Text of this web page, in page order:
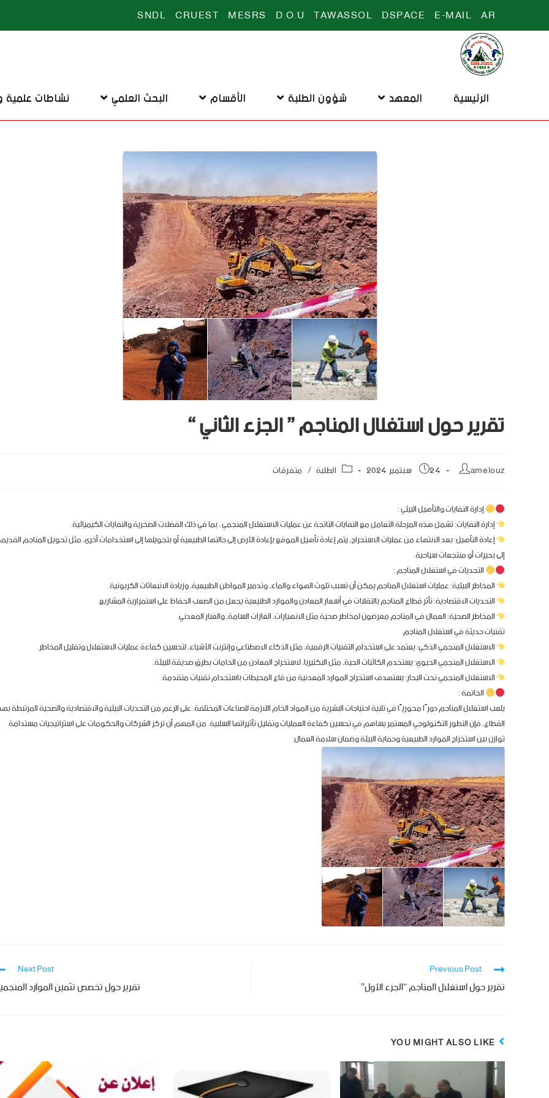
AR
E-MAIL
DSPACE
TAWASSOL
D.O.U
MESRS
CRUEST
SNDL
.
الرئيسية المعهد شؤون الطلبة الأقسام البحث العلمي نشاطات
تقرير حول استغلال المناجم ” الجزء الثاني “
amelouz 24 سبتمبر 2024 الطلبة / متفرقات
إدارة النفايات والتأهيل البيئي :
إدارة النفايات: تشمل هذه المرحلة التعامل مع النفايات الناتجة عن عمليات الاستغلال المنجمي ، بما في ذلك الفضلات الصخرية والنفايات الكيميائية.
إعادة التأهيل: بعد الانتهاء من عمليات الاستخراج، يتم إعادة تأهيل الموقع بإعادة الأرض إلى حالتها الطبيعية أو بتحويلها إلى استخدامات أخرى، مثل تحويل المناجم
إلى بحيرات أو منتجعات سياحية.
التحديات في استغلال المناجم :
المخاطر البيئية: عمليات استغلال المناجم يمكن أن تسبب تلوث الهواء والماء، وتدمير المواطن الطبيعية، وزيادة الانبعاثات الكربونية.
التحديات الاقتصادية: تأثر قطاع المناجم بالتقلبات في أسعار المعادن والموارد الطبيعية يجعل من الصعب الحفاظ على استمرارية المشاريع.
المخاطر الصحية: العمال في المناجم معرضون لمخاطر صحية مثل الانهيارات، الغازات السامة، والغبار المعدني.
تقنيات حديثة في استغلال المناجم
الاستغلال المنجمي الذكي: يعتمد على استخدام التقنيات الرقمية، مثل الذكاء الاصطناعي وإنترنت الأشياء، لتحسين كفاءة عمليات الاستغلال وتقليل المخاطر.
الاستغلال المنجمي الحيوي: يستخدم الكائنات الحية، مثل البكتيريا، لاستخراج المعادن من الخامات بطرق صديقة للبيئة.
الاستغلال المنجمي تحت البحار: يستهدف استخراج الموارد المعدنية من قاع المحيطات باستخدام تقنيات متقدمة.
الخاتمة :
يلعب استغلال المناجم دورًا محوريًا في تلبية احتياجات البشرية من المواد الخام اللازمة للصناعات المختلفة. على الرغم من التحديات البيئية والاقتصادية والصحية المرتبطة
القطاع، فإن التطور التكنولوجي المستمر يساهم في تحسين كفاءة العمليات وتقليل تأثيراتها السلبية. من المهم أن تركز الشركات والحكومات على استراتيجيات مستدامة
توازن بين استخراج الموارد الطبيعية وحماية البيئة وضمان سلامة العمال.
Previous Post
تقرير حول استغلال المناجم “الجزء الأول”
Next Post
تقرير حول تخصص تثمين الموارد
YOU MIGHT ALSO LIKE